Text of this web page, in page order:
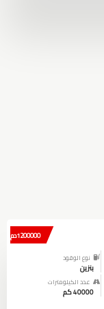
1200000 دم
نوع الوقود
بنزين
عدد الكيلومترات
40000 كم